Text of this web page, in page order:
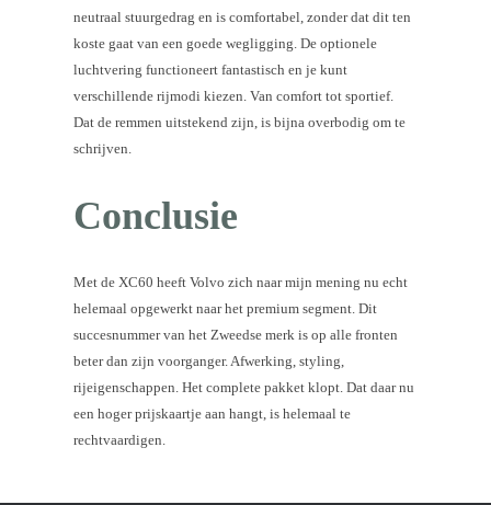
neutraal stuurgedrag en is comfortabel, zonder dat dit ten
koste gaat van een goede wegligging. De optionele
luchtvering functioneert fantastisch en je kunt
verschillende rijmodi kiezen. Van comfort tot sportief.
Dat de remmen uitstekend zijn, is bijna overbodig om te
schrijven.
Conclusie
Met de XC60 heeft Volvo zich naar mijn mening nu echt
helemaal opgewerkt naar het premium segment. Dit
succesnummer van het Zweedse merk is op alle fronten
beter dan zijn voorganger. Afwerking, styling,
rijeigenschappen. Het complete pakket klopt. Dat daar nu
een hoger prijskaartje aan hangt, is helemaal te
rechtvaardigen.